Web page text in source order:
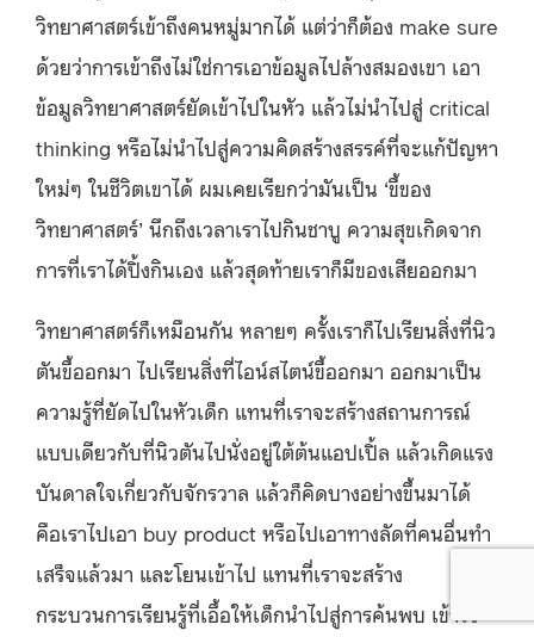
วิทยาศาสตร์เข้าถึงคนหมู่มากได้ แต่ว่าก็ต้อง make sure
ด้วยว่าการเข้าถึงไม่ใช่การเอาข้อมูลไปล้างสมองเขา เอา
ข้อมูลวิทยาศาสตร์ยัดเข้าไปในหัว แล้วไม่นำไปสู่ critical
thinking หรือไม่นำไปสู่ความคิดสร้างสรรค์ที่จะแก้ปัญหา
ใหม่ๆ ในชีวิตเขาได้ ผมเคยเรียกว่ามันเป็น ‘ขี้ของ
วิทยาศาสตร์’ นึกถึงเวลาเราไปกินชาบู ความสุขเกิดจาก
การที่เราได้ปิ้งกินเอง แล้วสุดท้ายเราก็มีของเสียออกมา
วิทยาศาสตร์ก็เหมือนกัน หลายๆ ครั้งเราก็ไปเรียนสิ่งที่นิว
ตันขี้ออกมา ไปเรียนสิ่งที่ไอน์สไตน์ขี้ออกมา ออกมาเป็น
ความรู้ที่ยัดไปในหัวเด็ก แทนที่เราจะสร้างสถานการณ์
แบบเดียวกับที่นิวตันไปนั่งอยู่ใต้ต้นแอปเปิ้ล แล้วเกิดแรง
บันดาลใจเกี่ยวกับจักรวาล แล้วก็คิดบางอย่างขึ้นมาได้
คือเราไปเอา buy product หรือไปเอาทางลัดที่คนอื่นทำ
เสร็จแล้วมา และโยนเข้าไป แทนที่เราจะสร้าง
กระบวนการเรียนรู้ที่เอื้อให้เด็กนำไปสู่การค้นพบ เข้าใจ